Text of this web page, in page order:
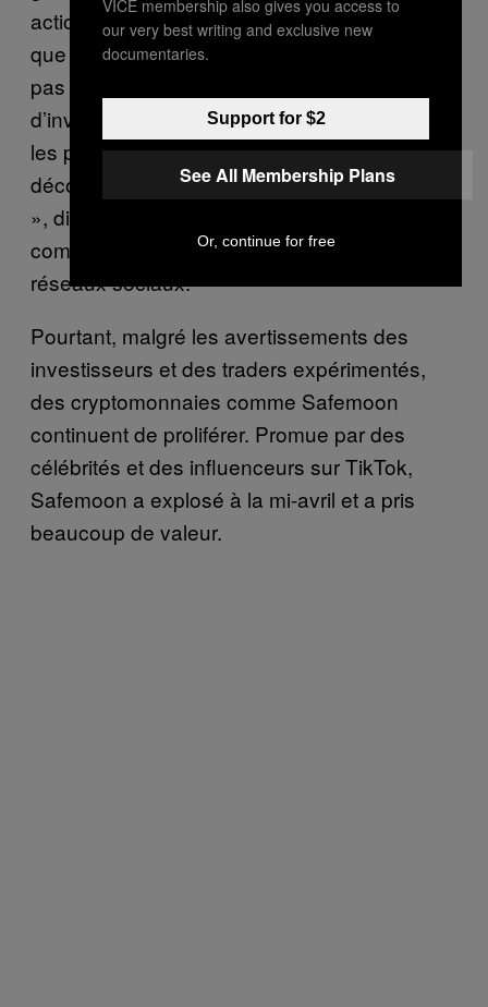
actions, elles peuvent grimper bien plus haut
que vous ne le pensez. « Je ne qualifierais
pas l’achat de cryptomonnaies
d’investissement. C’est comme la loterie ou
les paris, c’est basé sur la spéculation. Et je
déconseille à la plupart des gens d’essayer
», dit
compte de nombreux abonnés sur les
réseaux sociaux.
Pourtant, malgré les avertissements des
investisseurs et des traders expérimentés,
des cryptomonnaies comme Safemoon
continuent de proliférer. Promue par des
célébrités et des influenceurs sur TikTok,
Safemoon a explosé à la mi-avril et a pris
beaucoup de valeur.
VICE membership also gives you access to
our very best writing and exclusive new
documentaries.
Support for $2
See All Membership Plans
Or, continue for free